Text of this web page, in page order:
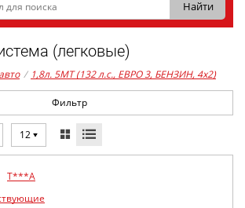
(легковые)
/ 1,8л. 5MT (132 л.с., ЕВРО 3, БЕНЗИН, 4x2)
Фильтр
12
T***A